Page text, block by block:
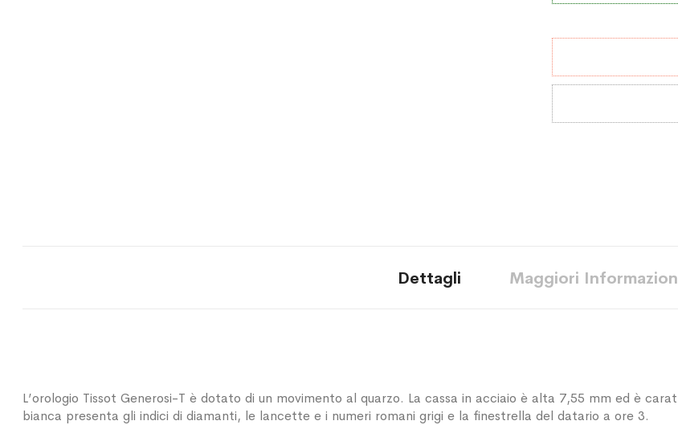
Dettagli
L’orologio Tissot Generosi-T è dotato di un movimento al quarzo. La cassa in acciaio è alta 7,55 mm ed è
bianca presenta gli indici di diamanti, le lancette e i numeri romani grigi e la finestrella del datario a ore 3.
Maggiori